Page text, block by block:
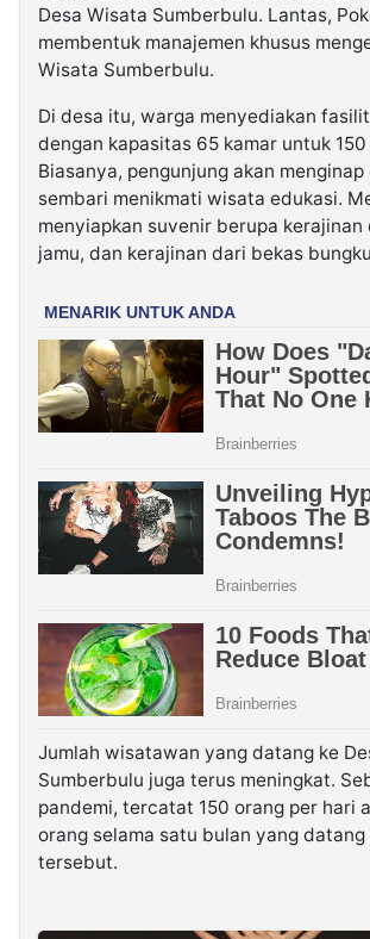
Desa Wisata Sumberbulu. Lantas,
membentuk manajemen khusus
Wisata Sumberbulu.
Di desa itu, warga menyediakan
dengan kapasitas 65 kamar untuk 150
Biasanya, pengunjung akan
sembari menikmati wisata edukasi.
menyiapkan suvenir berupa kerajinan
jamu, dan kerajinan dari bekas
Jumlah wisatawan yang datang ke
Sumberbulu juga terus meningkat.
pandemi, tercatat 150 orang per hari
orang selama satu bulan yang datang
tersebut.